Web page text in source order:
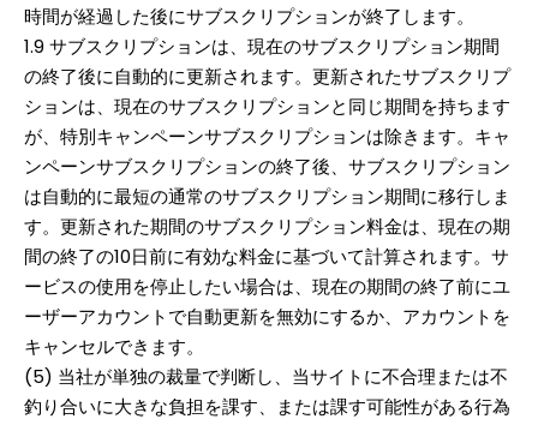
時間が経過した後にサブスクリプションが終了します。
1.9 サブスクリプションは、現在のサブスクリプション期間
の終了後に自動的に更新されます。更新されたサブスクリプ
ションは、現在のサブスクリプションと同じ期間を持ちます
が、特別キャンペーンサブスクリプションは除きます。キャ
ンペーンサブスクリプションの終了後、サブスクリプション
は自動的に最短の通常のサブスクリプション期間に移行しま
す。更新された期間のサブスクリプション料金は、現在の期
間の終了の10日前に有効な料金に基づいて計算されます。サ
ービスの使用を停止したい場合は、現在の期間の終了前にユ
ーザーアカウントで自動更新を無効にするか、アカウントを
キャンセルできます。
(5) 当社が単独の裁量で判断し、当サイトに不合理または不
釣り合いに大きな負担を課す、または課す可能性がある行為